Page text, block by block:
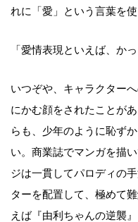
れに「愛」という言葉を
「愛情表現といえば、か
いつぞや、キャラクター
にかむ顔をされたことが
らも、少年のように恥ず
い。商業誌でマンガを描
ジは一貫してパロディの
ターを配置して、極めて
えば『由利ちゃんの逆襲